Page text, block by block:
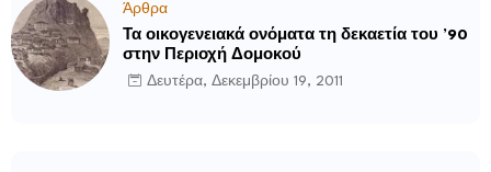
Άρθρα
Τα οικογενειακά ονόματα τη δεκαετία του ’90
στην Περιοχή Δομοκού
Δευτέρα, Δεκεμβρίου 19, 2011